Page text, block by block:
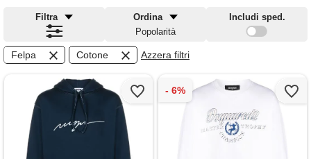
Filtra
Ordina
Popolarità
Includi sped.
Felpa Cotone Azzera filtri